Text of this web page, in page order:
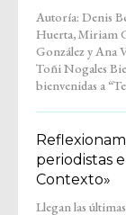
Autoría: Denis
Huerta, Miriam
González y Ana Valle
Toñi Nogales Bienvenidos y
bienvenidas a
Voces de
Zaragoza para
espacio tranquilo,
escuchar sin prisas y
periodistas
Contexto»
Llegan las
nuestro propio